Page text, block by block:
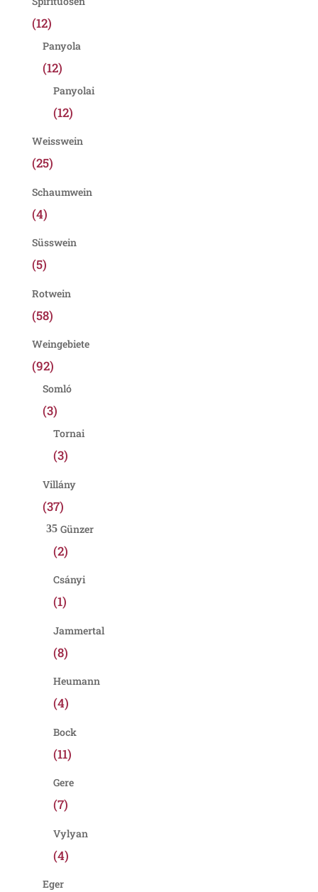
(12)
Panyola
(12)
Panyolai
(12)
Weisswein
(25)
Schaumwein
(4)
Süsswein
(5)
Rotwein
(58)
Weingebiete
(92)
Somló
(3)
Tornai
(3)
Villány
(37)
Günzer
(2)
Csányi
(1)
Jammertal
(8)
Heumann
(4)
Bock
(11)
Gere
(7)
Vylyan
(4)
Eger